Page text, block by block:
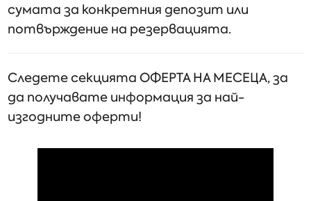
сумата за конкретния депозит или
потвърждение на резервацията.
Следете секцията ОФЕРТА НА МЕСЕЦА, за
да получавате информация за най-
изгодните оферти!